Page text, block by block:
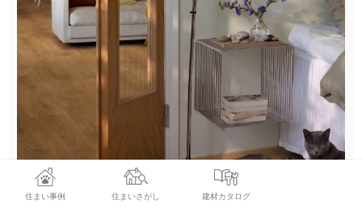
住まい事例 住まいさがし 建材カタログ